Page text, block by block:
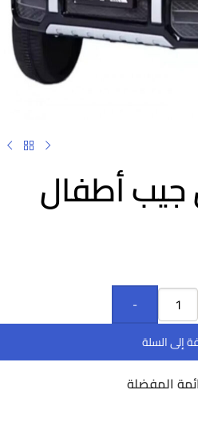
أطفال
-
إلى السلة
المفضلة